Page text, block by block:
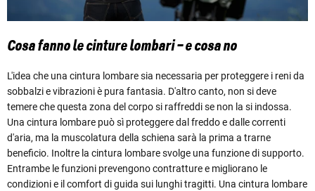
Cosa fanno le cinture lombari – e cosa no
L'idea che una cintura lombare sia necessaria per proteggere i reni da
sobbalzi e vibrazioni è pura fantasia. D'altro canto, non si deve
temere che questa zona del corpo si raffreddi se non la si indossa.
Una cintura lombare può sì proteggere dal freddo e dalle correnti
d'aria, ma la muscolatura della schiena sarà la prima a trarne
beneficio. Inoltre la cintura lombare svolge una funzione di supporto.
Entrambe le funzioni prevengono contratture e migliorano le
condizioni e il comfort di guida sui lunghi tragitti. Una cintura lombare